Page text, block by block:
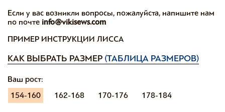
Если у вас возникли вопросы, пожалуйста, напишите нам
по почте info@vikisews.com
ПРИМЕР ИНСТРУКЦИИ ЛИССА
КАК ВЫБРАТЬ РАЗМЕР (ТАБЛИЦА РАЗМЕРОВ)
Ваш рост:
154-160
162-168 170-176 178-184